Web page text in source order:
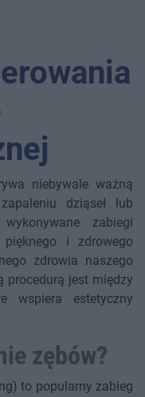
niebywale ważną
dziąseł lub
zabiegi
i zdrowego
zdrowia naszego
procedurą jest między
wspiera estetyczny
zębów?
to popularny zabieg